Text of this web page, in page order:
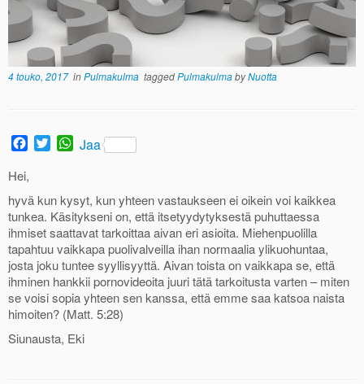
4 touko, 2017inPulmakulma taggedPulmakulmabyNuotta
F
c
e
b
o
o
k
T
t
e
r
W
s
A
p
p
Jaa
Hei,
hyvä kun kysyt, kun yhteen vastaukseen ei oikein voi kaikkea
tunkea. Käsitykseni on, että itsetyydytyksestä puhuttaessa
ihmiset saattavat tarkoittaa aivan eri asioita. Miehenpuolilla
tapahtuu vaikkapa puolivalveilla ihan normaalia ylikuohuntaa,
josta joku tuntee syyllisyyttä. Aivan toista on vaikkapa se, että
ihminen hankkii pornovideoita juuri tätä tarkoitusta varten – miten
se voisi sopia yhteen sen kanssa, että emme saa katsoa naista
himoiten? (Matt. 5:28)
Siunausta, Eki